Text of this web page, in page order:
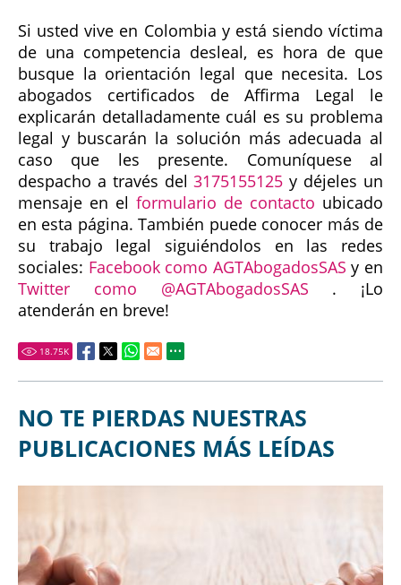
Si usted vive en Colombia y está siendo víctima
de una competencia desleal, es hora de que
busque la orientación legal que necesita. Los
abogados certificados de Affirma Legal le
explicarán detalladamente cuál es su problema
legal y buscarán la solución más adecuada al
caso que les presente. Comuníquese al
despacho a través del3175155125 y déjeles un
mensaje en el formulario de contacto ubicado
en esta página. También puede conocer más de
su trabajo legal siguiéndolos en las redes
sociales: Facebook como AGTAbogadosSAS y en
Twitter como @AGTAbogadosSAS . ¡Lo
atenderán en breve!
18.75K
NO TE PIERDAS NUESTRAS
PUBLICACIONES MÁS LEÍDAS